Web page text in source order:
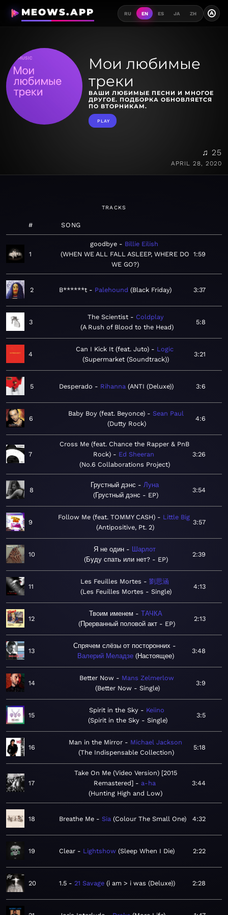
MEOWS.APP RU EN ES JA ZH A
Мои любимые
треки
ВАШИ ЛЮБИМЫЕ ПЕСНИ И МНОГОЕ
ДРУГОЕ. ПОДБОРКА ОБНОВЛЯЕТСЯ
ПО ВТОРНИКАМ.
PLAY
♫ 25
APRIL 28, 2020
TRACKS
# SONG
1
goodbye
Billie Eilish
WHEN WE ALL FALL ASLEEP, WHERE DO
WE GO?
1:59
2 B******t Palehound Black Friday 3:37
3
The Scientist
Coldplay
A Rush of Blood to the Head
5:8
4
Can I Kick It (feat. Juto)
Logic
Supermarket (Soundtrack)
3:21
5 Desperado Rihanna ANTI (Deluxe) 3:6
6
Baby Boy (feat. Beyonce)
Sean Paul
Dutty Rock
4:6
7
Cross Me (feat. Chance the Rapper & PnB
Rock)
Ed Sheeran
No.6 Collaborations Project
3:26
8
Грустный дэнс
Луна
Грустный дэнс - EP
3:54
9
Follow Me (feat. TOMMY CASH)
Little Big
Antipositive, Pt. 2
3:57
10
Я не один
Шарлот
Буду спать или нет? - EP
2:39
11
Les Feuilles Mortes
劉思涵
Les Feuilles Mortes - Single
4:13
12
Твоим именем
ТАЧКА
Прерванный половой акт - EP
2:13
13
Спрячем слёзы от посторонних
Валерий Меладзе Настоящее
3:48
14
Better Now
Mans Zelmerlow
Better Now - Single
3:9
15
Spirit in the Sky
Keiino
Spirit in the Sky - Single
3:5
16
Man in the Mirror
Michael Jackson
The Indispensable Collection
5:18
17
Take On Me (Video Version) [2015
Remastered]
a-ha
Hunting High and Low
3:44
18 Breathe Me Sia Colour The Small One 4:32
19 Clear Lightshow Sleep When I Die 2:22
20 1.5 21 Savage i am > i was (Deluxe) 2:28